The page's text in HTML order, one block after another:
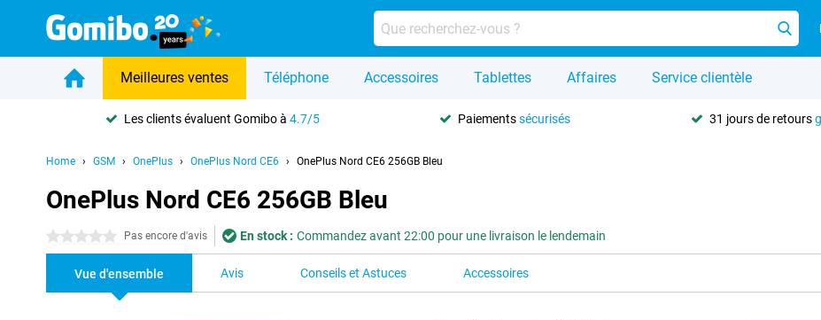
Meilleures ventes Téléphone Accessoires Tablettes Affaires Service clientèle
Les clients évaluent Gomibo à4.7/5 Paiementssécurisés 31 jours de retours
Home GSM OnePlus OnePlus Nord CE6 OnePlus Nord CE6 256GB Bleu
OnePlus Nord CE6 256GB Bleu
0 étoiles Pas encore d'avis En stock : Commandez avant 22:00 pour une livraison le lendemain
Vue d'ensemble Avis Conseils et Astuces Accessoires